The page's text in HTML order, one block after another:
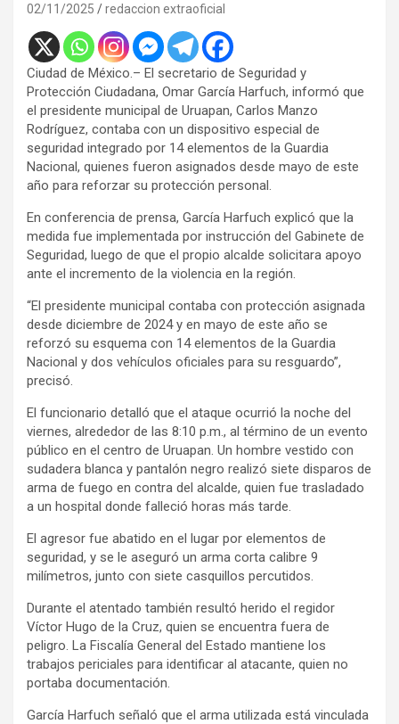
02/11/2025 redaccion extraoficial
Ciudad de México.– El secretario de Seguridad y
Protección Ciudadana, Omar García Harfuch, informó que
el presidente municipal de Uruapan, Carlos Manzo
Rodríguez, contaba con un dispositivo especial de
seguridad integrado por 14 elementos de la Guardia
Nacional, quienes fueron asignados desde mayo de este
año para reforzar su protección personal.
En conferencia de prensa, García Harfuch explicó que la
medida fue implementada por instrucción del Gabinete de
Seguridad, luego de que el propio alcalde solicitara apoyo
ante el incremento de la violencia en la región.
“El presidente municipal contaba con protección asignada
desde diciembre de 2024 y en mayo de este año se
reforzó su esquema con 14 elementos de la Guardia
Nacional y dos vehículos oficiales para su resguardo”,
precisó.
El funcionario detalló que el ataque ocurrió la noche del
viernes, alrededor de las 8:10 p.m., al término de un evento
público en el centro de Uruapan. Un hombre vestido con
sudadera blanca y pantalón negro realizó siete disparos de
arma de fuego en contra del alcalde, quien fue trasladado
a un hospital donde falleció horas más tarde.
El agresor fue abatido en el lugar por elementos de
seguridad, y se le aseguró un arma corta calibre 9
milímetros, junto con siete casquillos percutidos.
Durante el atentado también resultó herido el regidor
Víctor Hugo de la Cruz, quien se encuentra fuera de
peligro. La Fiscalía General del Estado mantiene los
trabajos periciales para identificar al atacante, quien no
portaba documentación.
García Harfuch señaló que el arma utilizada está vinculada